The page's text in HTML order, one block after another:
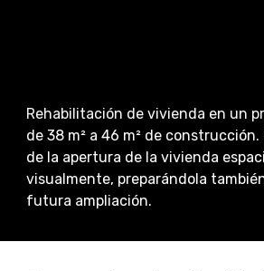
Rehabilitación de vivienda en un
de 38 m² a 46 m² de construcción.
de la apertura de la vivienda
visualmente, preparándola
futura ampliación.